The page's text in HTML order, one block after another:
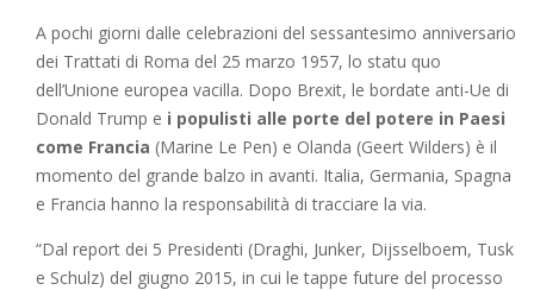
A pochi giorni dalle celebrazioni del sessantesimo anniversario
dei Trattati di Roma del 25 marzo 1957, lo statu quo
dell’Unione europea vacilla. Dopo Brexit, le bordate anti-Ue di
Donald Trump e i populisti alle porte del potere in Paesi
come Francia (Marine Le Pen) e Olanda (Geert Wilders) è il
momento del grande balzo in avanti. Italia, Germania, Spagna
e Francia hanno la responsabilità di tracciare la via.
“Dal report dei 5 Presidenti (Draghi, Junker, Dijsselboem, Tusk
e Schulz) del giugno 2015, in cui le tappe future del processo